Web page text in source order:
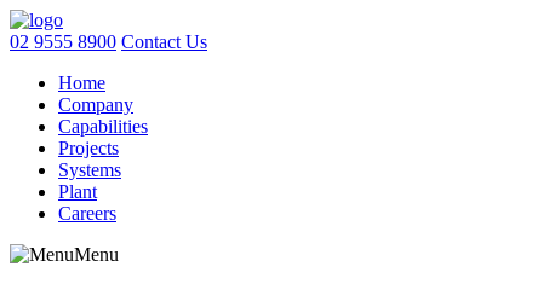
02 9555 8900 Contact Us
Home
Company
Capabilities
Projects
Systems
Plant
Careers
Menu